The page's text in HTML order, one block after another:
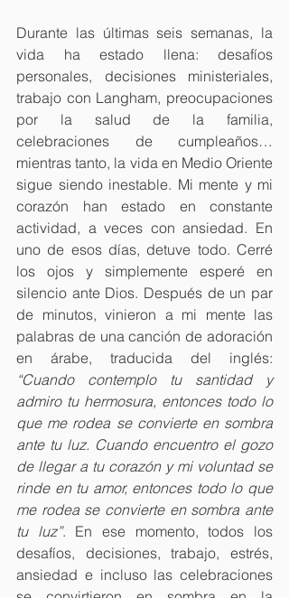
Durante las últimas seis semanas, la
vida ha estado llena: desafíos
personales, decisiones ministeriales,
trabajo con Langham, preocupaciones
por la salud de la familia,
celebraciones de cumpleaños…
mientras tanto, la vida en Medio Oriente
sigue siendo inestable. Mi mente y mi
corazón han estado en constante
actividad, a veces con ansiedad. En
uno de esos días, detuve todo. Cerré
los ojos y simplemente esperé en
silencio ante Dios. Después de un par
de minutos, vinieron a mi mente las
palabras de una canción de adoración
“Cuando contemplo tu santidad y
admiro tu hermosura, entonces todo lo
que me rodea se convierte en sombra
ante tu luz. Cuando encuentro el gozo
de llegar a tu corazón y mi voluntad se
rinde en tu amor, entonces todo lo que
me rodea se convierte en sombra ante
tu luz”. En ese momento, todos los
desafíos, decisiones, trabajo, estrés,
ansiedad e incluso las celebraciones